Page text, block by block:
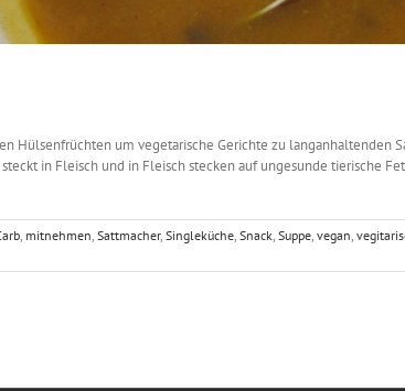
Hülsenfrüchten um vegetarische Gerichte zu langanhaltenden
in Fleisch und in Fleisch stecken auf ungesunde tierische
, mitnehmen, Sattmacher, Singleküche, Snack, Suppe, vegan,